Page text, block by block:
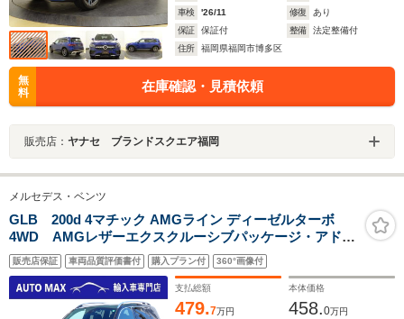
車検
'26/11 修復
あり
保証
保証付 整備
法定整備付
住所
福岡県福岡市博多区
無
料
在庫確認・見積依頼
販売店： ヤナセ ブランドスクエア福岡
メルセデス・ベンツ
GLB 200d 4マチック AMGライン ディーゼルターボ
4WD AMGレザーエクスクルーシブパッケージ・アドバ
ンスドパッケージ・ナビゲーションパッケージ・パノラ
マサンルーフ・
販売店保証 車両品質評価書付 購入プラン付 360°画像付
支払総額
479.7万円
本体価格
458.0万円